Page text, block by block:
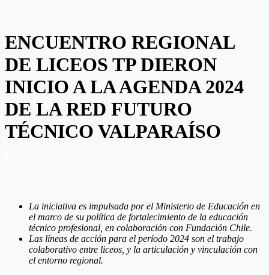
ENCUENTRO REGIONAL
DE LICEOS TP DIERON
INICIO A LA AGENDA 2024
DE LA RED FUTURO
TÉCNICO VALPARAÍSO
La iniciativa es impulsada por el Ministerio de Educación en
el marco de su política de fortalecimiento de la educación
técnico profesional, en colaboración con Fundación Chile.
Las líneas de acción para el período 2024 son el trabajo
colaborativo entre liceos, y la articulación y vinculación con
el entorno regional.